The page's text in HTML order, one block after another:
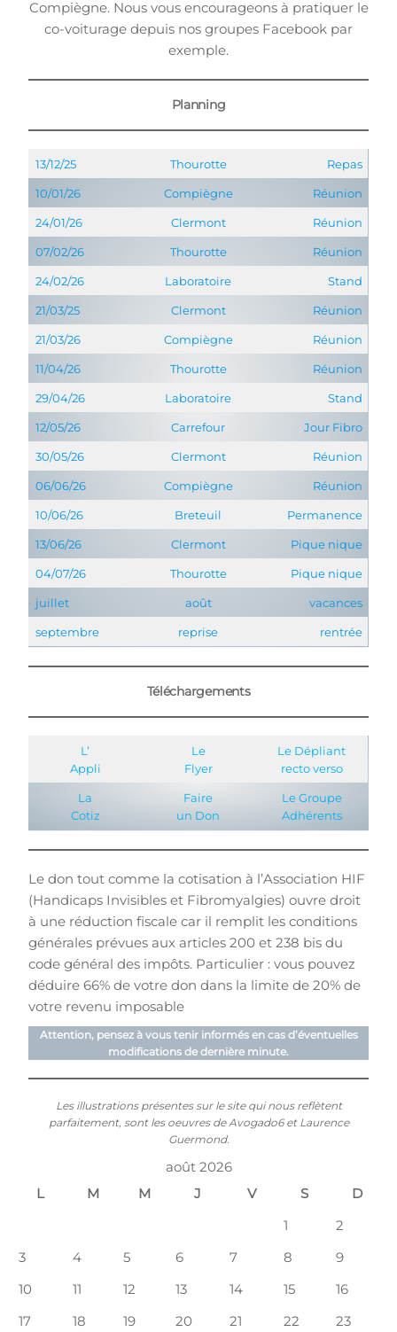
Compiègne. Nous vous encourageons à pratiquer le
co-voiturage depuis nos groupes Facebook par
exemple.
Planning
13/12/25 Thourotte Repas
10/01/26 Compiègne Réunion
24/01/26 Clermont Réunion
07/02/26 Thourotte Réunion
24/02/26 Laboratoire Stand
21/03/25 Clermont Réunion
21/03/26 Compiègne Réunion
11/04/26 Thourotte Réunion
29/04/26 Laboratoire Stand
12/05/26 Carrefour Jour Fibro
30/05/26 Clermont Réunion
06/06/26 Compiègne Réunion
10/06/26 Breteuil Permanence
13/06/26 Clermont Pique nique
04/07/26 Thourotte Pique nique
juillet août vacances
septembre reprise rentrée
Téléchargements
L’
Appli
Le
Flyer
Le Dépliant
recto verso
La
Cotiz
Faire
un Don
Le Groupe
Adhérents
Le don tout comme la cotisation à l’Association HIF
(Handicaps Invisibles et Fibromyalgies) ouvre droit
à une réduction fiscale car il remplit les conditions
générales prévues aux articles 200 et 238 bis du
code général des impôts. Particulier : vous pouvez
déduire 66% de votre don dans la limite de 20% de
votre revenu imposable
Attention, pensez à vous tenir informés en cas d’éventuelles
modifications de dernière minute.
Les illustrations présentes sur le site qui nous reflètent
parfaitement, sont les oeuvres de Avogado6 et Laurence
Guermond.
août 2026
L
M M J V S
D
1
2
3
4 5 6 7 8
9
10
11 12 13 14 15
16
17
18 19 20 21 22
23